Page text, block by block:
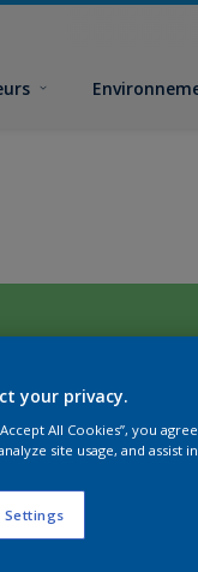
your privacy.
All Cookies”, you
site usage, and assist
Settings